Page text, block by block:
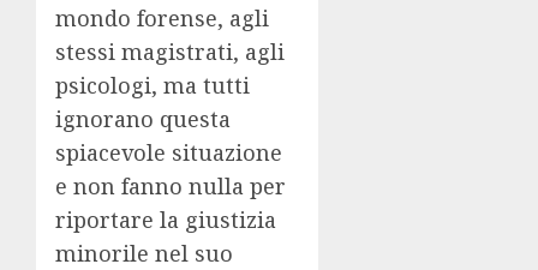
mondo forense, agli
stessi magistrati, agli
psicologi, ma tutti
ignorano questa
spiacevole situazione
e non fanno nulla per
riportare la giustizia
minorile nel suo